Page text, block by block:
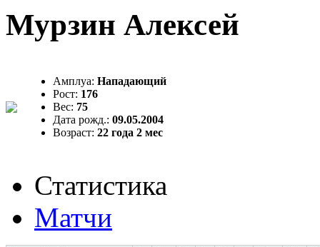
Мурзин Алексей
Амплуа: Нападающий
Рост: 176
Вес: 75
Дата рожд.: 09.05.2004
Возраст: 22 года 2 мес
Статистика
Матчи